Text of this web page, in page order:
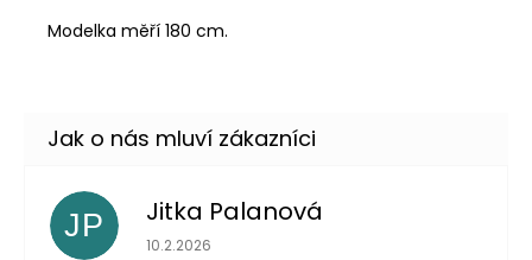
Modelka měří 180 cm.
JP Jitka Palanová
Hodnocení obchodu je 5 z 5 hvězdiček.
10.2.2026